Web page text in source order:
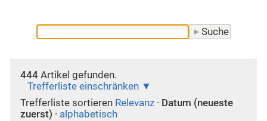
444Artikel gefunden.
Trefferliste einschränken
Trefferliste sortieren Relevanz · Datum (neueste
zuerst) · alphabetisch